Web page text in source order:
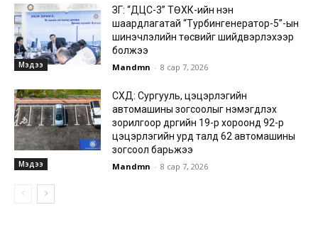
Мэдээ
ЗГ: “ДЦС-3” ТӨХК-ийн нэн
шаардлагатай “Турбингенератор-5”-ын
шинэчлэлийн төсвийг шийдвэрлэхээр
болжээ
Mandmn - 8 сар 7, 2026
Мэдээ
СХД: Сургууль, цэцэрлэгийн
автомашины зогсоолыг нэмэгдүүлэх
зорилгоор дүүргийн 19-р хороонд 92-р
цэцэрлэгийн урд талд 62 автомашины
зогсоол барьжээ
Mandmn - 8 сар 7, 2026